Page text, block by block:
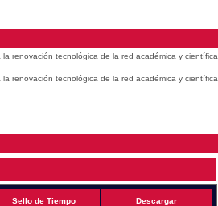
renovación tecnológica de la red académica y científica
renovación tecnológica de la red académica y científica
Sello de Tiempo Descargar